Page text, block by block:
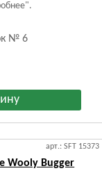
№ 6
арт.: SFT 15373
Wooly Bugger